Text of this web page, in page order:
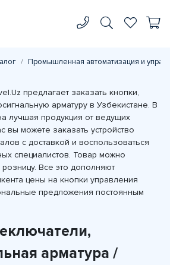
Промышленная автоматизация и
предлагает заказать кнопки,
арматуру в Узбекистане. В
лучшая продукция от ведущих
вы можете заказать устройство
с доставкой и воспользоваться
специалистов. Товар можно
Все это дополняют
цены на кнопки управления
предложения постоянным
арматура /